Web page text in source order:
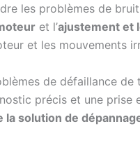
les problèmes de
et l’ajustement et
et les mouvements
de défaillance
précis et une
la solution de